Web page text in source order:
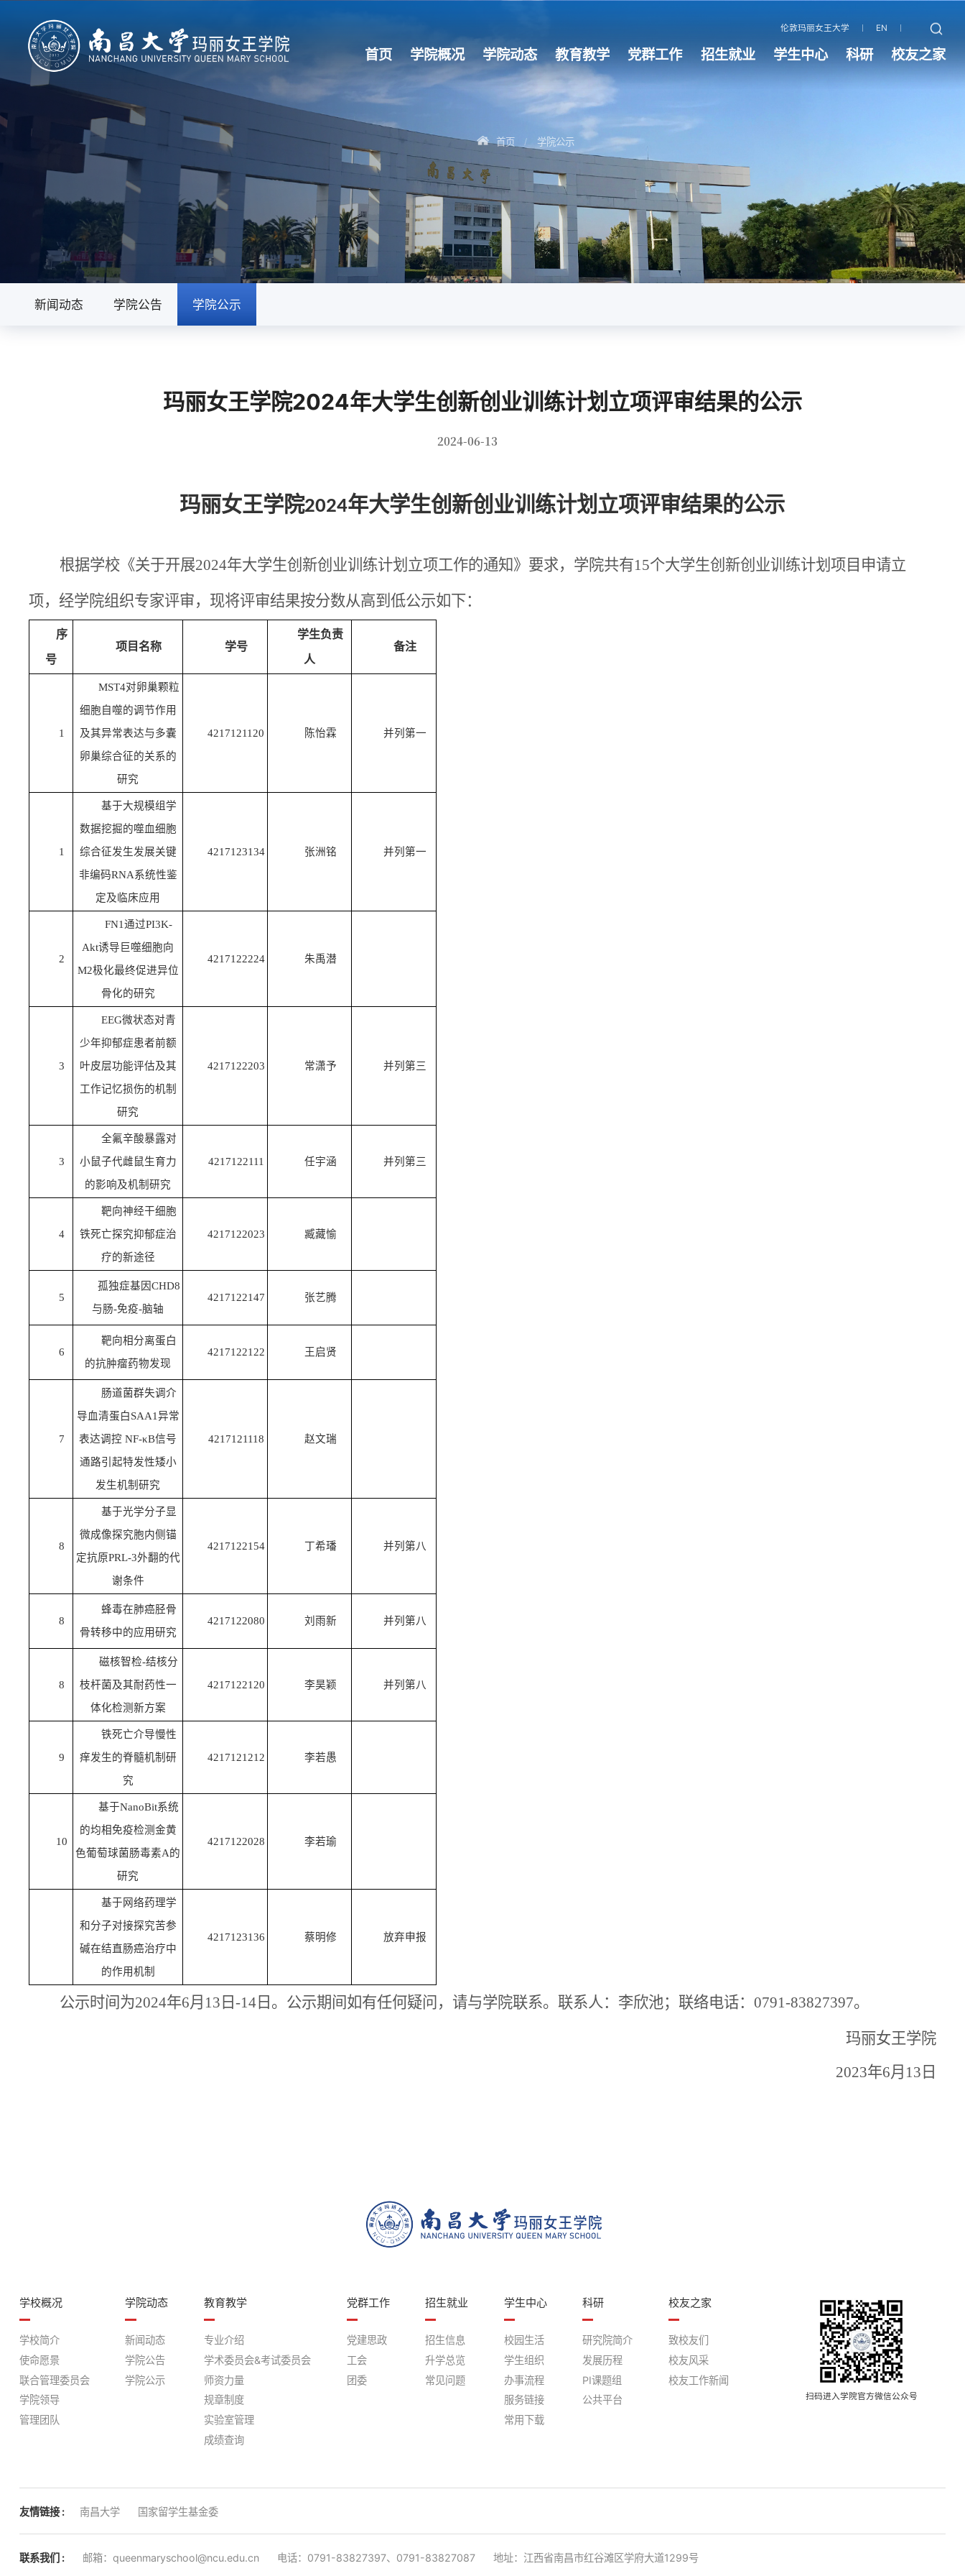
伦敦玛丽女王大学 EN
首页 学院概况 学院动态 教育教学 党群工作 招生就业 学生中心 科研 校友之家
首页 / 学院公示
新闻动态 学院公告 学院公示
玛丽女王学院2024年大学生创新创业训练计划立项评审结果的公示
2024-06-13
玛丽女王学院2024年大学生创新创业训练计划立项评审结果的公示
根据学校《关于开展2024年大学生创新创业训练计划立项工作的通知》要求，学院共有15个大学生创新创业训练计划项目申请立
项，经学院组织专家评审，现将评审结果按分数从高到低公示如下：
序
号
项目名称 学号
学生负责
人
备注
1
MST4对卵巢颗粒
细胞自噬的调节作用
及其异常表达与多囊
卵巢综合征的关系的
研究
4217121120 陈怡霖 并列第一
1
基于大规模组学
数据挖掘的噬血细胞
综合征发生发展关键
非编码RNA系统性鉴
定及临床应用
4217123134 张洲铭 并列第一
2
FN1通过PI3K-
Akt诱导巨噬细胞向
M2极化最终促进异位
骨化的研究
4217122224 朱禹潜
3
EEG微状态对青
少年抑郁症患者前额
叶皮层功能评估及其
工作记忆损伤的机制
研究
4217122203 常潇予 并列第三
3
全氟辛酸暴露对
小鼠子代雌鼠生育力
的影响及机制研究
4217122111 任宇涵 并列第三
4
靶向神经干细胞
铁死亡探究抑郁症治
疗的新途径
4217122023 臧藏愉
5
孤独症基因CHD8
与肠-免疫-脑轴
4217122147 张艺腾
6
靶向相分离蛋白
的抗肿瘤药物发现
4217122122 王启贤
7
肠道菌群失调介
导血清蛋白SAA1异常
表达调控 NF-κB信号
通路引起特发性矮小
发生机制研究
4217121118 赵文瑞
8
基于光学分子显
微成像探究胞内侧锚
定抗原PRL-3外翻的代
谢条件
4217122154 丁希璠 并列第八
8
蜂毒在肺癌胫骨
骨转移中的应用研究
4217122080 刘雨新 并列第八
8
磁核智检-结核分
枝杆菌及其耐药性一
体化检测新方案
4217122120 李昊颖 并列第八
9
铁死亡介导慢性
痒发生的脊髓机制研
究
4217121212 李若愚
10
基于NanoBit系统
的均相免疫检测金黄
色葡萄球菌肠毒素A的
研究
4217122028 李若瑜
基于网络药理学
和分子对接探究苦参
碱在结直肠癌治疗中
的作用机制
4217123136 蔡明修 放弃申报
公示时间为2024年6月 13 日 -14日 。 公示期间如有任何疑问 ， 请与学院联系。 联系人： 李欣池； 联络电话：0791-83827397。
玛丽女王学院
2023年6月 13 日
学校概况
学校简介
使命愿景
联合管理委员会
学院领导
管理团队
学院动态
新闻动态
学院公告
学院公示
教育教学
专业介绍
学术委员会&考试委员会
师资力量
规章制度
实验室管理
成绩查询
党群工作
党建思政
工会
团委
招生就业
招生信息
升学总览
常见问题
学生中心
校园生活
学生组织
办事流程
服务链接
常用下载
科研
研究院简介
发展历程
PI课题组
公共平台
校友之家
致校友们
校友风采
校友工作新闻
扫码进入学院官方微信公众号
友情链接 : 南昌大学 国家留学生基金委
联系我们 : 邮箱：queenmaryschool@ncu.edu.cn 电话：0791-83827397、0791-83827087 地址：江西省南昌市红谷滩区学府大道1299号